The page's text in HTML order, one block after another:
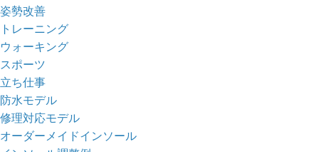
姿勢改善
トレーニング
ウォーキング
スポーツ
立ち仕事
防水モデル
修理対応モデル
オーダーメイドインソール